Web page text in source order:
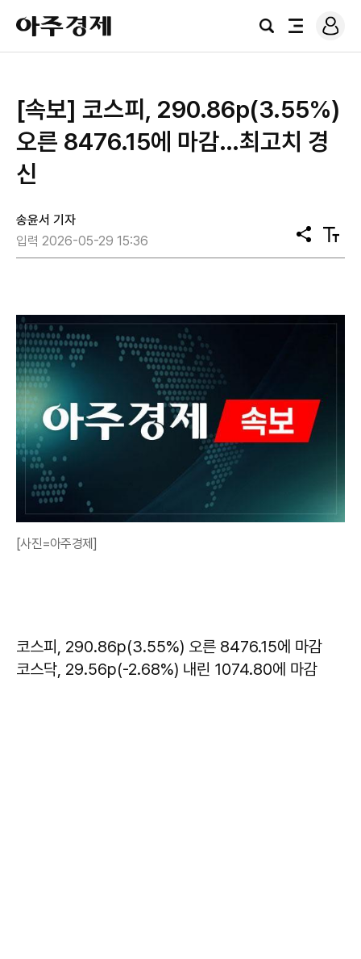
아
주
경
검
전
로
그
[속보] 코스피, 290.86p(3.55%)
오른 8476.15에 마감…최고치 경
신
송윤서 기자
입력 2026-05-29 15:36
공
유
텍
스
[사진=아주경제]
코스피, 290.86p(3.55%) 오른 8476.15에 마감
코스닥, 29.56p(-2.68%) 내린 1074.80에 마감